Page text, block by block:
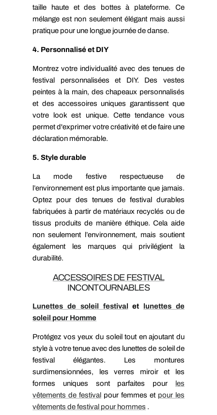
taille haute et des bottes à plateforme. Ce
mélange est non seulement élégant mais aussi
pratique pour une longue journée de danse.
4. Personnalisé et DIY
Montrez votre individualité avec des tenues de
festival personnalisées et DIY. Des vestes
peintes à la main, des chapeaux personnalisés
et des accessoires uniques garantissent que
votre look est unique. Cette tendance vous
permet d'exprimer votre créativité et de faire une
déclaration mémorable.
5. Style durable
La mode festive respectueuse de
l’environnement est plus importante que jamais.
Optez pour des tenues de festival durables
fabriquées à partir de matériaux recyclés ou de
tissus produits de manière éthique. Cela aide
non seulement l’environnement, mais soutient
également les marques qui privilégient la
durabilité.
ACCESSOIRES DE FESTIVAL
INCONTOURNABLES
Lunettes de soleil festival et lunettes de
soleil pour Homme
Protégez vos yeux du soleil tout en ajoutant du
style à votre tenue avec des lunettes de soleil de
festival élégantes. Les montures
surdimensionnées, les verres miroir et les
formes uniques sont parfaites pour les
vêtements de festival pour femmes et pour les
vêtements de festival pour hommes .